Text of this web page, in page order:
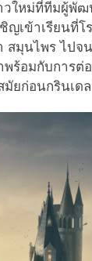
วใหม่ที่ทีมผู้พัฒ
เข้าเรียนที่โ
สมุนไพร ไปจ
พร้อมกับการต่
ยก่อนกรินเด